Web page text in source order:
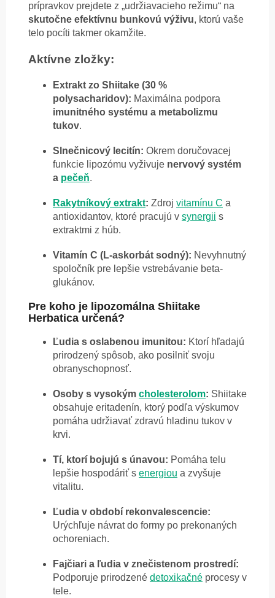
prípravkov prejdete z „udržiavacieho režimu“ na
skutočne efektívnu bunkovú výživu, ktorú vaše
telo pocíti takmer okamžite.
Aktívne zložky:
Extrakt zo Shiitake (30 %
polysacharidov): Maximálna podpora
imunitného systému a metabolizmu
tukov.
Slnečnicový lecitín: Okrem doručovacej
funkcie lipozómu vyživuje nervový systém
a pečeň.
Rakytníkový extrakt: Zdroj vitamínu C a
antioxidantov, ktoré pracujú v synergii s
extraktmi z húb.
Vitamín C (L-askorbát sodný): Nevyhnutný
spoločník pre lepšie vstrebávanie beta-
glukánov.
Pre koho je lipozomálna Shiitake
Herbatica určená?
Ľudia s oslabenou imunitou: Ktorí hľadajú
prirodzený spôsob, ako posilniť svoju
obranyschopnosť.
Osoby s vysokým cholesterolom: Shiitake
obsahuje eritadenín, ktorý podľa výskumov
pomáha udržiavať zdravú hladinu tukov v
krvi.
Tí, ktorí bojujú s únavou: Pomáha telu
lepšie hospodáriť s energiou a zvyšuje
vitalitu.
Ľudia v období rekonvalescencie:
Urýchľuje návrat do formy po prekonaných
ochoreniach.
Fajčiari a ľudia v znečistenom prostredí:
Podporuje prirodzené detoxikačné procesy v
tele.